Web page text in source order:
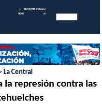
MENU
INICIOINSTITUCIONAL MEMORIAS
ANUALES
La Central
la represión contra las